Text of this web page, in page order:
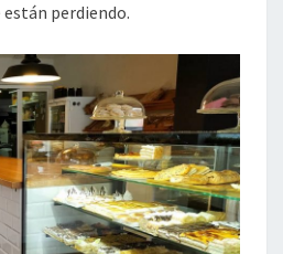
están perdiendo.